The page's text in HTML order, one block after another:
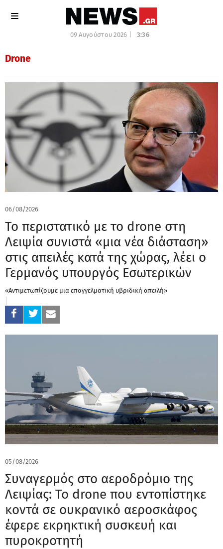
09 Αυγούστου 2026 | 3:36
Drone
06/08/2026
Το περιστατικό με το drone στη
Λειψία συνιστά «μια νέα διάσταση»
στις απειλές κατά της χώρας, λέει ο
Γερμανός υπουργός Εσωτερικών
«Αντιμετωπίζουμε μια επαγγελματική υβριδική απειλή»
05/08/2026
Συναγερμός στο αεροδρόμιο της
Λειψίας: Το drone που εντοπίστηκε
κοντά σε ουκρανικό αεροσκάφος
έφερε εκρηκτική συσκευή και
πυροκροτητή